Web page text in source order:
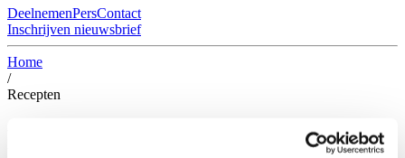
DeelnemenPersContact
Inschrijven nieuwsbrief
Home
/
Recepten